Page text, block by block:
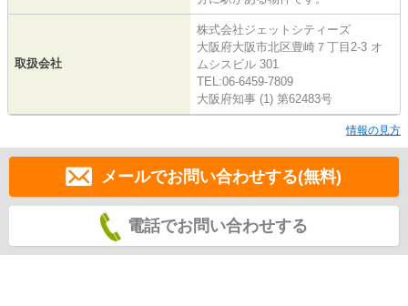
取扱会社
株式会社ジェットシティーズ
大阪府大阪市北区豊崎７丁目2-3 オ
ムシスビル 301
TEL:06-6459-7809
大阪府知事 (1) 第62483号
情報の見方
メールでお問い合わせする(無料)
電話でお問い合わせする